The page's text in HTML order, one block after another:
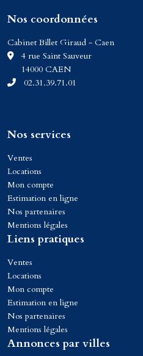
Nos coordonnées
Cabinet Billet Giraud - Caen
4 rue Saint Sauveur
14000 CAEN
02.31.39.71.01
Nos services
Ventes
Locations
Mon compte
Estimation en ligne
Nos partenaires
Mentions légales
Liens pratiques
Ventes
Locations
Mon compte
Estimation en ligne
Nos partenaires
Mentions légales
Annonces par villes